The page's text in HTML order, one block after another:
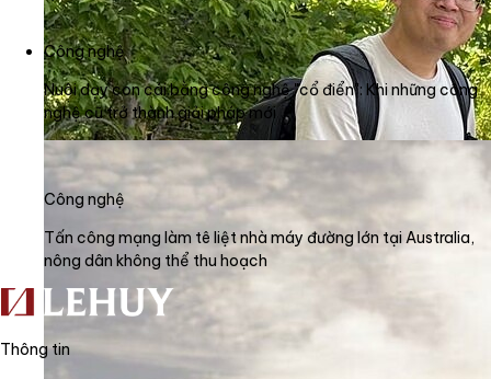
Công nghệ
Nuôi dạy con cái bằng công nghệ "cổ điển": Khi những công
nghệ cũ trở thành giải pháp mới
Công nghệ
Tấn công mạng làm tê liệt nhà máy đường lớn tại Australia,
nông dân không thể thu hoạch
Thông tin